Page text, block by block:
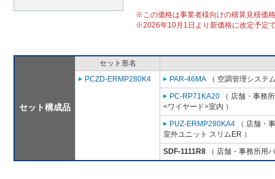
※この価格は事業者様向けの積算見積価
※2026年10月1日より新価格に改定予定
セット構成品
セット形名
PCZD-ERMP280K4
PAR-46MA （ 空調管理システ
PC-RP71KA20 （ 店舗・事務
<ワイヤード>室内 ）
PUZ-ERMP280KA4 （ 店舗・
室外ユニット スリムER ）
SDF-1111R8 （ 店舗・事務所用